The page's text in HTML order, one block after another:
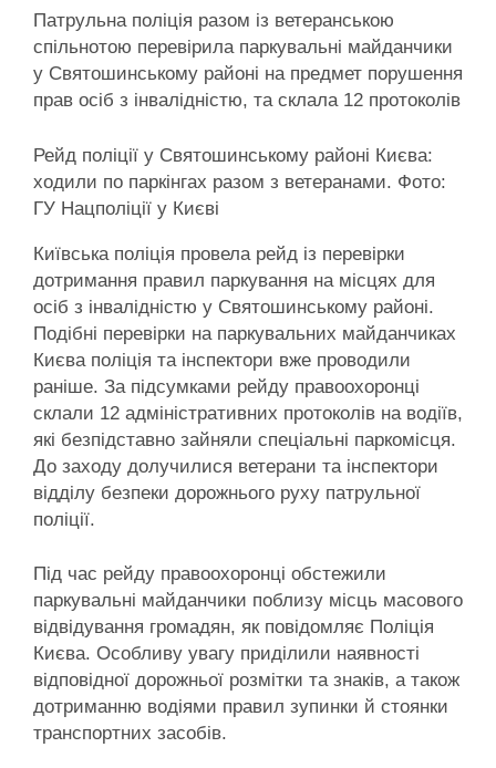
Патрульна поліція разом із ветеранською
спільнотою перевірила паркувальні майданчики
у Святошинському районі на предмет порушення
прав осіб з інвалідністю, та склала 12 протоколів
Рейд поліції у Святошинському районі Києва:
ходили по паркінгах разом з ветеранами. Фото:
ГУ Нацполіції у Києві
Київська поліція провела рейд із перевірки
дотримання правил паркування на місцях для
осіб з інвалідністю у Святошинському районі.
Подібні перевірки на паркувальних майданчиках
Києва поліція та інспектори вже проводили
раніше. За підсумками рейду правоохоронці
склали 12 адміністративних протоколів на водіїв,
які безпідставно зайняли спеціальні паркомісця.
До заходу долучилися ветерани та інспектори
відділу безпеки дорожнього руху патрульної
поліції.
Під час рейду правоохоронці обстежили
паркувальні майданчики поблизу місць масового
відвідування громадян, як повідомляє Поліція
Києва. Особливу увагу приділили наявності
відповідної дорожньої розмітки та знаків, а також
дотриманню водіями правил зупинки й стоянки
транспортних засобів.